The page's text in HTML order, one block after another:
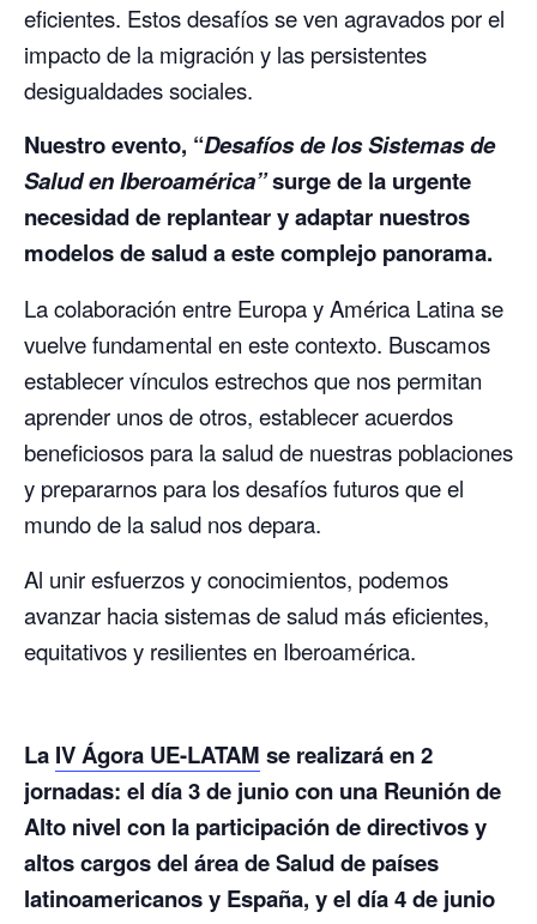
eficientes. Estos desafíos se ven agravados por el
impacto de la migración y las persistentes
desigualdades sociales.
Nuestro evento, “Desafíos de los Sistemas de
Salud en Iberoamérica”surge de la urgente
necesidad de replantear y adaptar nuestros
modelos de salud a este complejo panorama.
La colaboración entre Europa y América Latina se
vuelve fundamental en este contexto. Buscamos
establecer vínculos estrechos que nos permitan
aprender unos de otros, establecer acuerdos
beneficiosos para la salud de nuestras poblaciones
y prepararnos para los desafíos futuros que el
mundo de la salud nos depara.
Al unir esfuerzos y conocimientos, podemos
avanzar hacia sistemas de salud más eficientes,
equitativos y resilientes en Iberoamérica.
La IV Ágora UE-LATAM se realizará en 2
jornadas: el día 3 de junio con una Reunión de
Alto nivel con la participación de directivos y
altos cargos del área de Salud de países
latinoamericanos y España, y el día 4 de junio